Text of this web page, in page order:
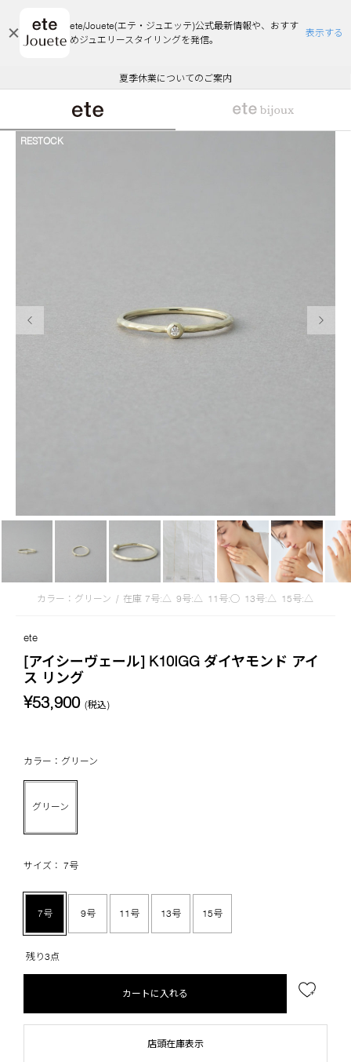
ete/Jouete(エテ・ジュエッテ)公式最新情報や、おすす
めジュエリースタイリングを発信。
表示する
エコラッピング及びエコポイント付与のご案内
ご注文いただいたお品物のお届け状況について
夏季休業についてのご案内
WEB Limited Items >>
採用のご案内
悪質な偽サイトにご注意ください
エコラッピング及びエコポイント付与のご案内
ご注文いただいたお品物のお届け状況について
カラー：グリーン / 在庫 7号:△ 9号:△ 11号:◯ 13号:△ 15号:△
RESTOCK
ete
[アイシーヴェール] K10IGG ダイヤモンド アイ
ス リング
¥53,900 (税込)
カラー：グリーン
グリーン
サイズ： 7号
7号 9号 11号 13号 15号
残り3点
カートに入れる
店頭在庫表示